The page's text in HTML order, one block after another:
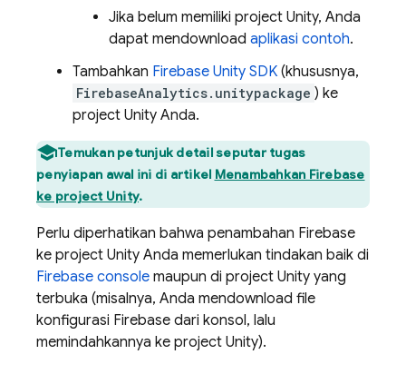
Jika belum memiliki project Unity, Anda
dapat mendownload aplikasi contoh.
Tambahkan Firebase Unity SDK (khususnya,
FirebaseAnalytics.unitypackage ) ke
project Unity Anda.
Temukan petunjuk detail seputar tugas
penyiapan awal ini di artikel Menambahkan Firebase
ke project Unity.
Perlu diperhatikan bahwa penambahan Firebase
ke project Unity Anda memerlukan tindakan baik di
Firebase console maupun di project Unity yang
terbuka (misalnya, Anda mendownload file
konfigurasi Firebase dari konsol, lalu
memindahkannya ke project Unity).